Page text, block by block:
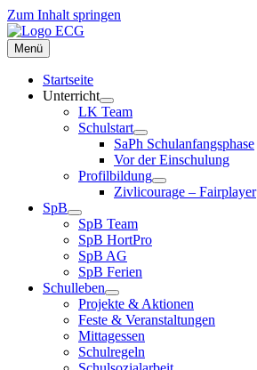
Zum Inhalt springen
Menü
Startseite
Unterricht
LK Team
Schulstart
SaPh Schulanfangsphase
Vor der Einschulung
Profilbildung
Zivlicourage – Fairplayer
SpB
SpB Team
SpB HortPro
SpB AG
SpB Ferien
Schulleben
Projekte & Aktionen
Feste & Veranstaltungen
Mittagessen
Schulregeln